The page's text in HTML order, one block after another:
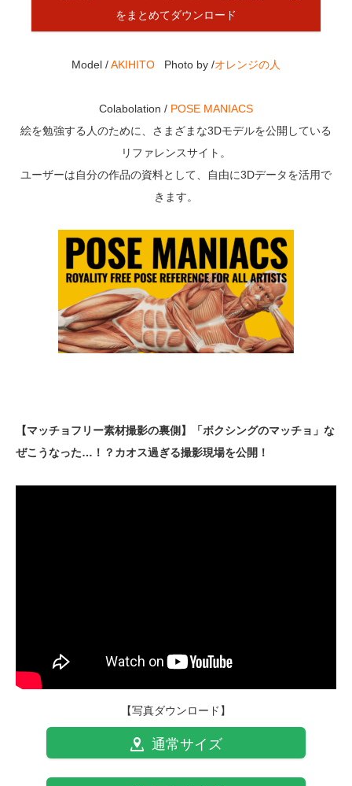
をまとめてダウンロード
Model /AKIHITO Photo by /オレンジの人
Colabolation / POSE MANIACS
絵を勉強する人のために、さまざまな3Dモデルを公開している
リファレンスサイト。
ユーザーは自分の作品の資料として、自由に3Dデータを活用で
きます。
【マッチョフリー素材撮影の裏側】「ボクシングのマッチョ」な
ぜこうなった…！？カオス過ぎる撮影現場を公開！
【写真ダウンロード】
通常サイズ